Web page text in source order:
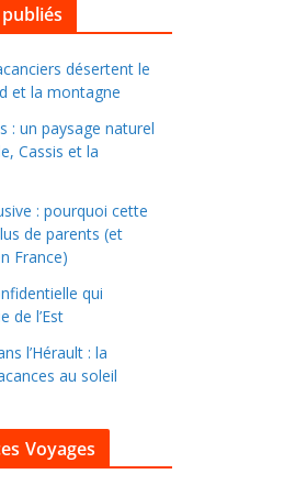
désertent le
et la montagne
: un paysage naturel
Cassis et la
: pourquoi cette
de parents (et
France)
qui
de l’Est
l’Hérault : la
au soleil
Voyages